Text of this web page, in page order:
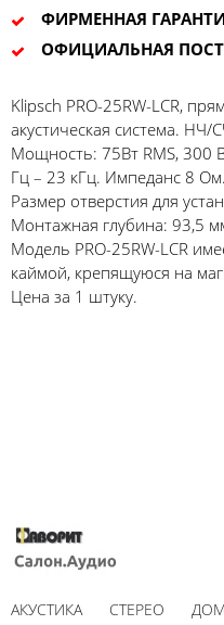
ФИРМЕННАЯ
ОФИЦИАЛЬНАЯ
Klipsch PRO-25RW-LCR,
акустическая система.
Мощность: 75Вт RMS, 300
Гц – 23 кГц. Импеданс 8
Размер отверстия для
Монтажная глубина: 93,5
Модель PRO-25RW-LCR
каймой, крепящуюся на
Цена за 1 штуку.
АКУСТИКА СТЕРЕО